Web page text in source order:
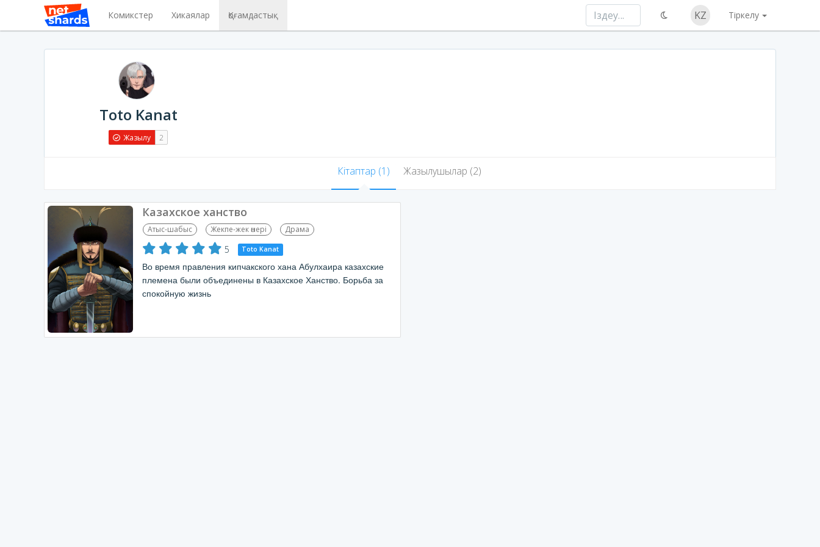
Комикстер Хикаялар Қоғамдастық KZ Тіркелу
Toto Kanat
Жазылу 2
Кітаптар (1) Жазылушылар (2)
Казахское ханство
Атыс-шабыс Жекпе-жек өнері Драма
5 Toto Kanat
Во время правления кипчакского хана Абулхаира казахские
племена были объединены в Казахское Ханство. Борьба за
спокойную жизнь